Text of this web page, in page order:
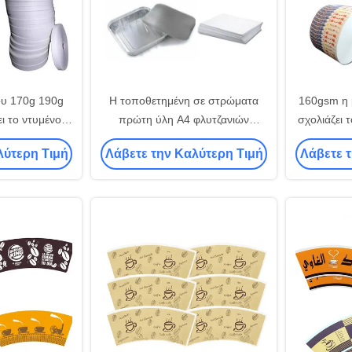
170g 190g
το ντυμένο
ύλης να
ρόλο
Τιμή
Η τοποθετημένη σε στρώματα
πρώτη ύλη A4 φλυτζανιών
εγγράφου φύλλων εγγράφου
σχολιάζει το έγγραφο τέχνης C1s
Λάβετε την Καλύτερη Τιμή
160gsm η
σχολιάζει
πρώτης
Λάβετε